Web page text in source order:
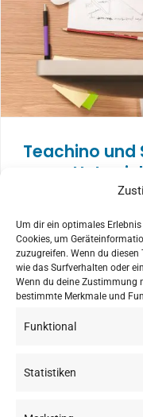
Um dir ein optimales
Cookies, um
zuzugreifen. Wenn du
wie das Surfverhalten oder
Wenn du deine Zustimmung
bestimmte Merkmale und
Funktional
Statistiken
Teachino und
MEHR